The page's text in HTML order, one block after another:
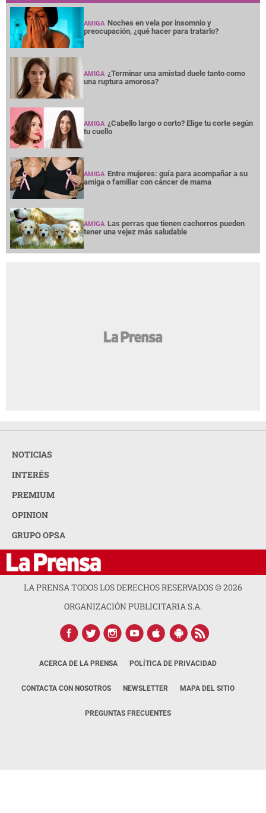
AMIGA Noches en vela por insomnio y
preocupación, ¿qué hacer para tratarlo?
AMIGA ¿Terminar una amistad duele tanto como
una ruptura amorosa?
AMIGA ¿Cabello largo o corto? Elige tu corte según
tu cuello
AMIGA Entre mujeres: guía para acompañar a su
amiga o familiar con cáncer de mama
AMIGA Las perras que tienen cachorros pueden
tener una vejez más saludable
NOTICIAS
INTERÉS
PREMIUM
OPINION
GRUPO OPSA
LA PRENSA TODOS LOS DERECHOS RESERVADOS ©2026
ORGANIZACIÓN PUBLICITARIA S.A.
ACERCA DE LA PRENSA POLÍTICA DE PRIVACIDAD
CONTACTA CON NOSOTROS NEWSLETTER MAPA DEL SITIO
PREGUNTAS FRECUENTES